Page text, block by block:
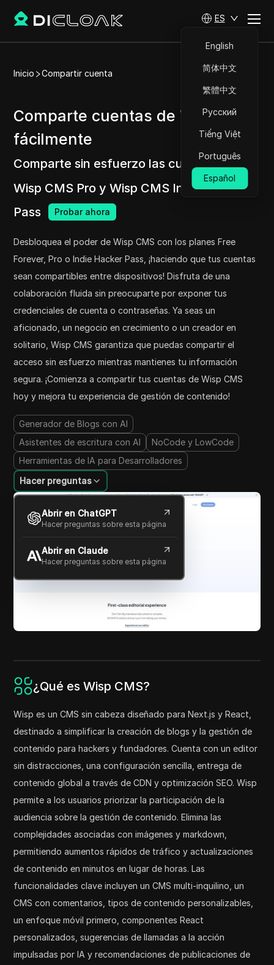
ES
English
简体中文
繁體中文
Русский
Tiếng Việt
Português
Español
Inicio Compartir cuenta
Comparte cuentas de Wisp CMS
fácilmente
Comparte sin esfuerzo las cuentas de
Wisp CMS Pro y Wisp CMS Indie Hacker
Pass
Probar ahora
Desbloquea el poder de Wisp CMS con los planes Free
Forever, Pro o Indie Hacker Pass, ¡haciendo que tus cuentas
sean compartibles entre dispositivos! Disfruta de una
colaboración fluida sin preocuparte por exponer tus
credenciales de cuenta o contraseñas. Ya seas un
aficionado, un negocio en crecimiento o un creador en
solitario, Wisp CMS garantiza que puedas compartir el
acceso sin esfuerzo mientras mantienes tu información
segura. ¡Comienza a compartir tus cuentas de Wisp CMS
hoy y mejora tu experiencia de gestión de contenido!
Generador de Blogs con AI
Asistentes de escritura con AI
NoCode y LowCode
Herramientas de IA para Desarrolladores
Hacer preguntas
Abrir en ChatGPT
Hacer preguntas sobre esta página
Abrir en Claude
Hacer preguntas sobre esta página
¿Qué es Wisp CMS?
Wisp es un CMS sin cabeza diseñado para Next.js y React,
destinado a simplificar la creación de blogs y la gestión de
contenido para hackers y fundadores. Cuenta con un editor
sin distracciones, una configuración sencilla, entrega de
contenido global a través de CDN y optimización SEO. Wisp
permite a los usuarios priorizar la participación de la
audiencia sobre la gestión de contenido. Elimina las
complejidades asociadas con imágenes y markdown,
permitiendo aumentos rápidos de tráfico y actualizaciones
de contenido en minutos en lugar de horas. Las
funcionalidades clave incluyen un CMS multi-inquilino, un
CMS con comentarios, tipos de contenido personalizables,
un enfoque móvil primero, componentes React
personalizados, sugerencias de llamadas a la acción
impulsadas por IA y recomendaciones de publicaciones de